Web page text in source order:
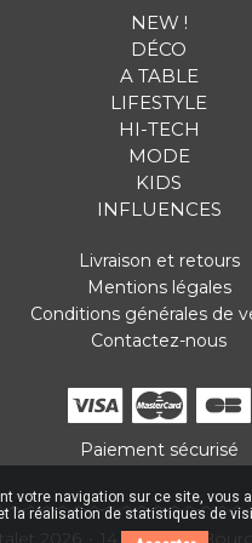
NEW !
DÉCO
A TABLE
LIFESTYLE
HI-TECH
MODE
KIDS
INFLUENCES
Livraison et retours
Mentions légales
Conditions générales de
Contactez-nous
Paiement sécurisé
2026 14 Place du
votre navigation sur ce site, vous
la réalisation de statistiques de